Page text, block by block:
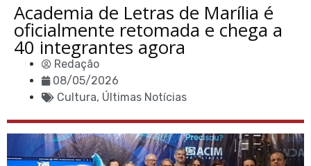
Academia de Letras de Marília é
oficialmente retomada e chega a
40 integrantes agora
Redação
08/05/2026
Cultura, Últimas Notícias